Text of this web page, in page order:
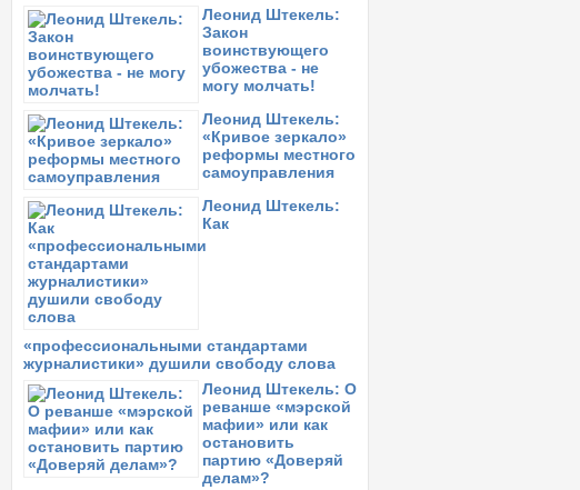
Леонид Штекель:
Закон
воинствующего
убожества - не
могу молчать!
Леонид Штекель:
«Кривое зеркало»
реформы местного
самоуправления
Леонид Штекель:
Как
«профессиональными стандартами
журналистики» душили свободу слова
Леонид Штекель: О
реванше «мэрской
мафии» или как
остановить
партию «Доверяй
делам»?